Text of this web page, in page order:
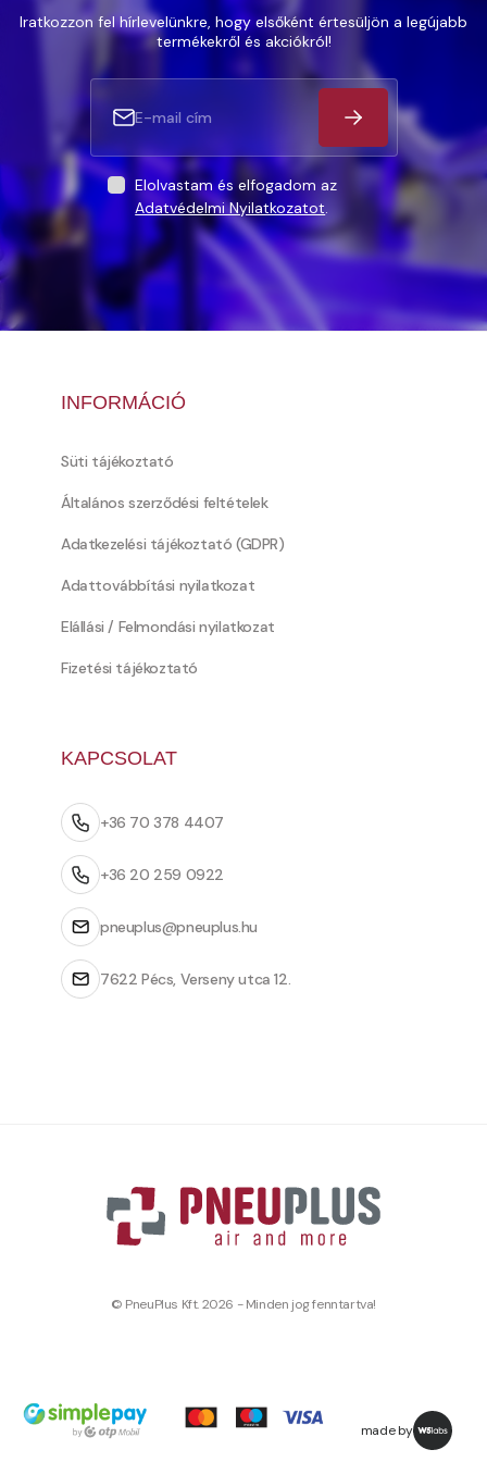
Iratkozzon fel hírlevelünkre, hogy elsőként értesüljön a legújabb
termékekről és akciókról!
Elolvastam és elfogadom az
Adatvédelmi Nyilatkozatot.
INFORMÁCIÓ
Süti tájékoztató
Általános szerződési feltételek
Adatkezelési tájékoztató (GDPR)
Adattovábbítási nyilatkozat
Elállási / Felmondási nyilatkozat
Fizetési tájékoztató
KAPCSOLAT
+36 70 378 4407
+36 20 259 0922
pneuplus@pneuplus.hu
7622 Pécs, Verseny utca 12.
© PneuPlus Kft. 2026 - Minden jog fenntartva!
made by